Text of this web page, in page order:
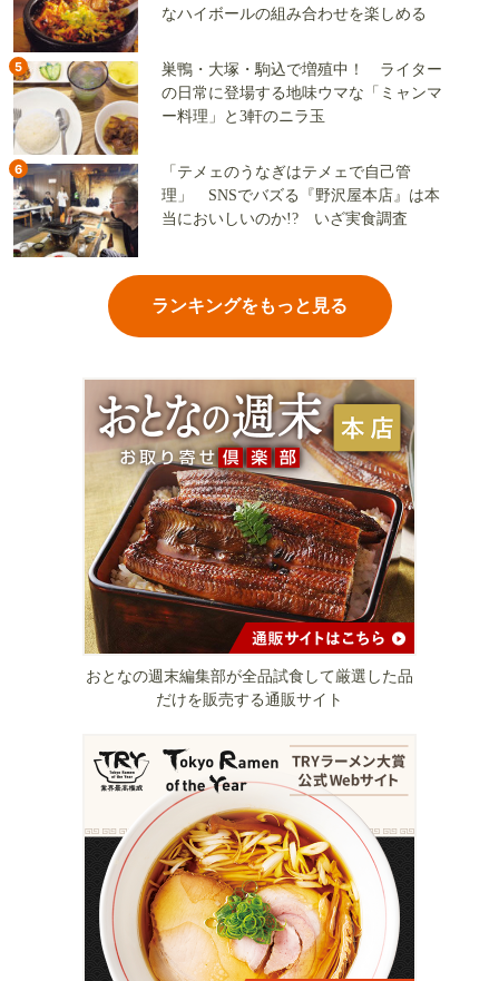
なハイボールの組み合わせを楽しめる
5
巣鴨・大塚・駒込で増殖中！ ライター
の日常に登場する地味ウマな「ミャンマ
ー料理」と3軒のニラ玉
6
「テメェのうなぎはテメェで自己管
理」 SNSでバズる『野沢屋本店』は本
当においしいのか!? いざ実食調査
ランキングをもっと見る
おとなの週末編集部が全品試食して厳選した品
だけを販売する通販サイト